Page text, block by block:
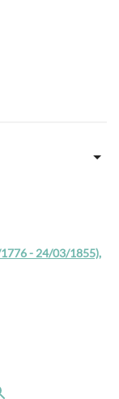
- 24/03/1855),